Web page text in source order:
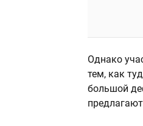
Однако
тем, как
большой